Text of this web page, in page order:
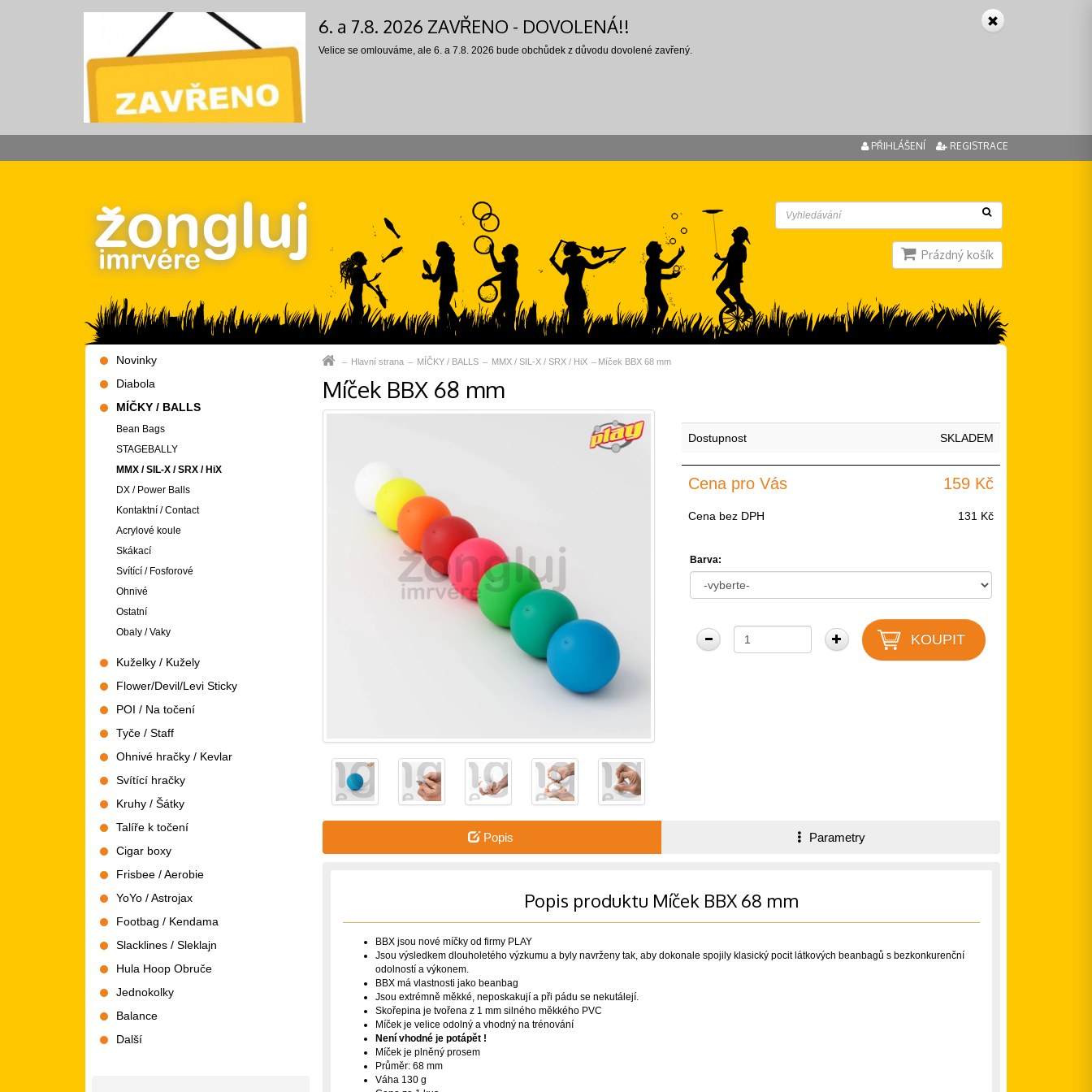
6. a 7.8. 2026 ZAVŘENO - DOVOLENÁ!!
Velice se omlouváme, ale 6. a 7.8. 2026 bude obchůdek z důvodu dovolené zavřený.
PŘIHLÁŠENÍ REGISTRACE
Prázdný košík
Hlavní strana MÍČKY / BALLS MMX / SIL-X / SRX / HiX Míček BBX 68 mm
Míček BBX 68 mm
Dostupnost SKLADEM
Cena pro Vás 159 Kč
Cena bez DPH 131 Kč
Barva:
Popis Parametry
Popis produktu Míček BBX 68 mm
BBX jsou nové míčky od firmy PLAY
Jsou výsledkem dlouholetého výzkumu a byly navrženy tak, aby dokonale spojily klasický pocit látkových beanbagů s bezkonkurenční
odolností a výkonem.
BBX má vlastnosti jako beanbag
Jsou extrémně měkké, neposkakují a při pádu se nekutálejí.
Skořepina je tvořena z 1 mm silného měkkého PVC
Míček je velice odolný a vhodný na trénování
Není vhodné je potápět !
Míček je plněný prosem
Průměr: 68 mm
Váha 130 g
Novinky
Diabola
MÍČKY / BALLS
Bean Bags
STAGEBALLY
MMX / SIL-X / SRX / HiX
DX / Power Balls
Kontaktní / Contact
Acrylové koule
Skákací
Svítící / Fosforové
Ohnivé
Ostatní
Obaly / Vaky
Kuželky / Kužely
Flower/Devil/Levi Sticky
POI / Na točení
Tyče / Staff
Ohnivé hračky / Kevlar
Svítící hračky
Kruhy / Šátky
Talíře k točení
Cigar boxy
Frisbee / Aerobie
YoYo / Astrojax
Footbag / Kendama
Slacklines / Sleklajn
Hula Hoop Obruče
Jednokolky
Balance
Další